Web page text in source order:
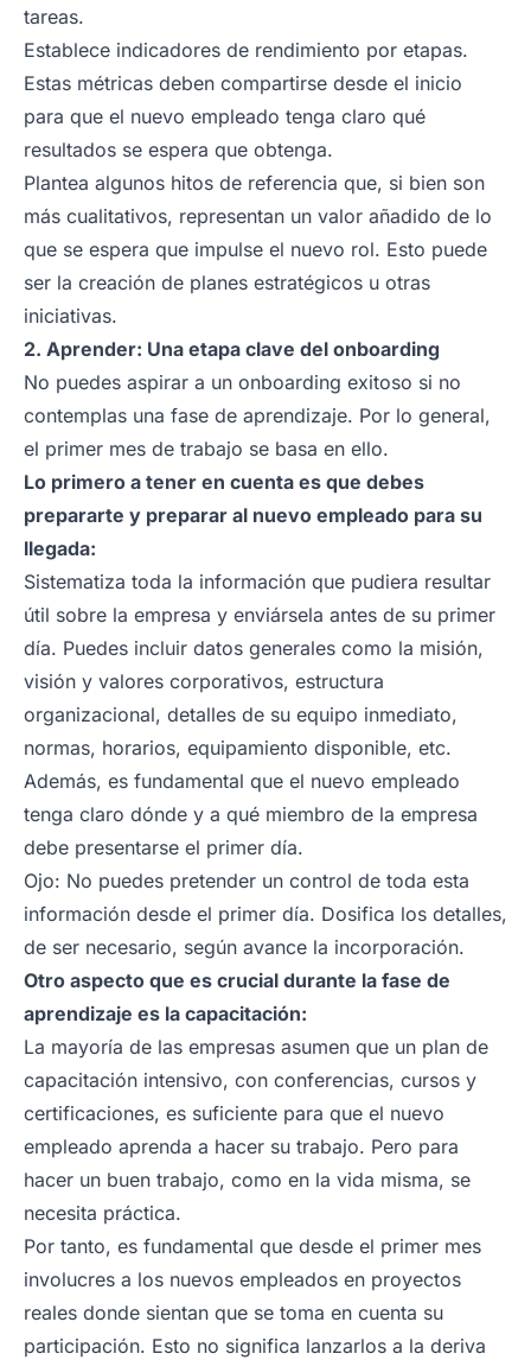
tareas.
Establece indicadores de rendimiento por etapas.
Estas métricas deben compartirse desde el inicio
para que el nuevo empleado tenga claro qué
resultados se espera que obtenga.
Plantea algunos hitos de referencia que, si bien son
más cualitativos, representan un valor añadido de lo
que se espera que impulse el nuevo rol. Esto puede
ser la creación de planes estratégicos u otras
iniciativas.
2. Aprender: Una etapa clave del onboarding
No puedes aspirar a un onboarding exitoso si no
contemplas una fase de aprendizaje. Por lo general,
el primer mes de trabajo se basa en ello.
Lo primero a tener en cuenta es que debes
prepararte y preparar al nuevo empleado para su
llegada:
Sistematiza toda la información que pudiera resultar
útil sobre la empresa y enviársela antes de su primer
día. Puedes incluir datos generales como la misión,
visión y valores corporativos, estructura
organizacional, detalles de su equipo inmediato,
normas, horarios, equipamiento disponible, etc.
Además, es fundamental que el nuevo empleado
tenga claro dónde y a qué miembro de la empresa
debe presentarse el primer día.
Ojo: No puedes pretender un control de toda esta
información desde el primer día. Dosifica los detalles,
de ser necesario, según avance la incorporación.
Otro aspecto que es crucial durante la fase de
aprendizaje es la capacitación:
La mayoría de las empresas asumen que un plan de
capacitación intensivo, con conferencias, cursos y
certificaciones, es suficiente para que el nuevo
empleado aprenda a hacer su trabajo. Pero para
hacer un buen trabajo, como en la vida misma, se
necesita práctica.
Por tanto, es fundamental que desde el primer mes
involucres a los nuevos empleados en proyectos
reales donde sientan que se toma en cuenta su
participación. Esto no significa lanzarlos a la deriva